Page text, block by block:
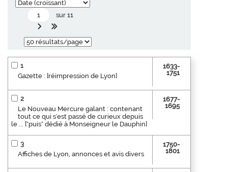
sur 11
1
Gazette : [réimpression de Lyon]
1633-
1751
2
Le Nouveau Mercure galant : contenant
tout ce qui s'est passé de curieux depuis
le ... ["puis" dédié à Monseigneur le Dauphin]
1677-
1695
3
Affiches de Lyon, annonces et avis divers
1750-
1801